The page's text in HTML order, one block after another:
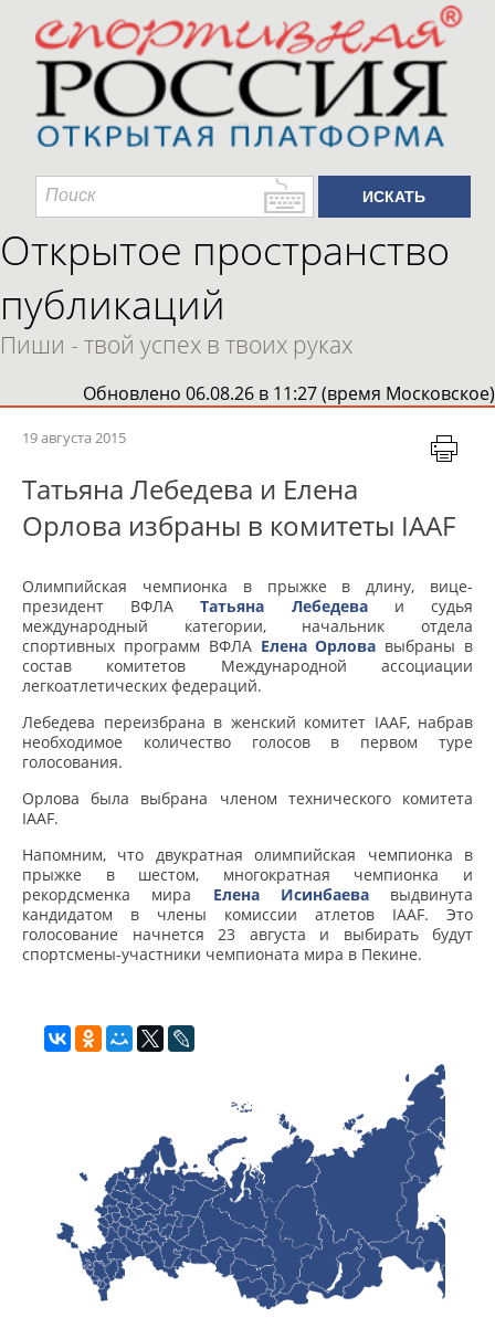
Открытое пространство
публикаций
Пиши - твой успех в твоих руках
Обновлено 06.08.26 в 11:27 (время Московское)
19 августа 2015
Татьяна Лебедева и Елена
Орлова избраны в комитеты IAAF
Олимпийская чемпионка в прыжке в длину, вице-
президент ВФЛАТатьяна Лебедеваи судья
международный категории, начальник отдела
спортивных программ ВФЛА Елена Орлова выбраны в
состав комитетов Международной ассоциации
легкоатлетических федераций.
Лебедева переизбрана в женский комитет IAAF, набрав
необходимое количество голосов в первом туре
голосования.
Орлова была выбрана членом технического комитета
IAAF.
Напомним, что двукратная олимпийская чемпионка в
прыжке в шестом, многократная чемпионка и
рекордсменка мира Елена Исинбаевавыдвинута
кандидатом в члены комиссии атлетов IAAF. Это
голосование начнется 23 августа и выбирать будут
спортсмены-участники чемпионата мира в Пекине.